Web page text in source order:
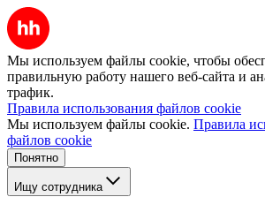
Мы используем файлы cookie, чтобы
правильную работу нашего веб-сайта и
трафик.
Правила использования файлов cookie
Мы используем файлы cookie. Правила
файлов cookie
Понятно
Ищу сотрудника